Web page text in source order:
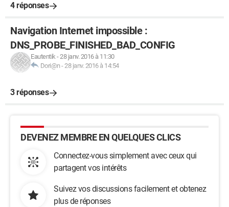
4 réponses
Navigation Internet impossible :
DNS_PROBE_FINISHED_BAD_CONFIG
Eautentik-28 janv. 2016 à 11:30
Dori@n-28 janv. 2016 à 14:54
3 réponses
DEVENEZ MEMBRE EN QUELQUES CLICS
Connectez-vous simplement avec ceux qui
partagent vos intérêts
Suivez vos discussions facilement et obtenez
plus de réponses